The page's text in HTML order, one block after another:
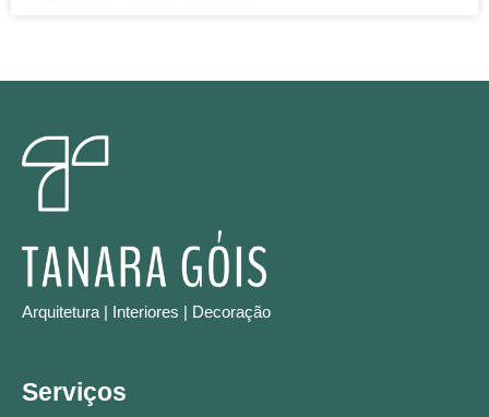
Arquitetura | Interiores | Decoração
Serviços